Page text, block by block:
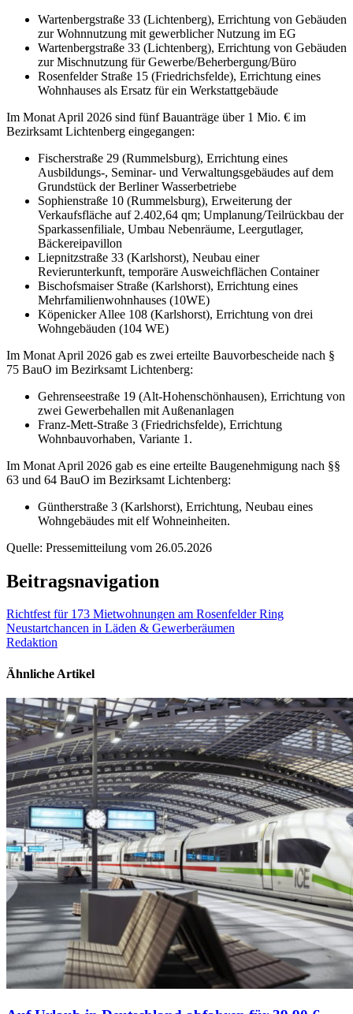
Wartenbergstraße 33 (Lichtenberg), Errichtung von Gebäuden
zur Wohnnutzung mit gewerblicher Nutzung im EG
Wartenbergstraße 33 (Lichtenberg), Errichtung von Gebäuden
zur Mischnutzung für Gewerbe/Beherbergung/Büro
Rosenfelder Straße 15 (Friedrichsfelde), Errichtung eines
Wohnhauses als Ersatz für ein Werkstattgebäude
Im Monat April 2026 sind fünf Bauanträge über 1 Mio. € im
Bezirksamt Lichtenberg eingegangen:
Fischerstraße 29 (Rummelsburg), Errichtung eines
Ausbildungs-, Seminar- und Verwaltungsgebäudes auf dem
Grundstück der Berliner Wasserbetriebe
Sophienstraße 10 (Rummelsburg), Erweiterung der
Verkaufsfläche auf 2.402,64 qm; Umplanung/Teilrückbau der
Sparkassenfiliale, Umbau Nebenräume, Leergutlager,
Bäckereipavillon
Liepnitzstraße 33 (Karlshorst), Neubau einer
Revierunterkunft, temporäre Ausweichflächen Container
Bischofsmaiser Straße (Karlshorst), Errichtung eines
Mehrfamilienwohnhauses (10WE)
Köpenicker Allee 108 (Karlshorst), Errichtung von drei
Wohngebäuden (104 WE)
Im Monat April 2026 gab es zwei erteilte Bauvorbescheide nach §
75 BauO im Bezirksamt Lichtenberg:
Gehrenseestraße 19 (Alt-Hohenschönhausen), Errichtung von
zwei Gewerbehallen mit Außenanlagen
Franz-Mett-Straße 3 (Friedrichsfelde), Errichtung
Wohnbauvorhaben, Variante 1.
Im Monat April 2026 gab es eine erteilte Baugenehmigung nach §§
63 und 64 BauO im Bezirksamt Lichtenberg:
Güntherstraße 3 (Karlshorst), Errichtung, Neubau eines
Wohngebäudes mit elf Wohneinheiten.
Quelle: Pressemitteilung vom 26.05.2026
Beitragsnavigation
Richtfest für 173 Mietwohnungen am Rosenfelder Ring
Neustartchancen in Läden & Gewerberäumen
Redaktion
Ähnliche Artikel